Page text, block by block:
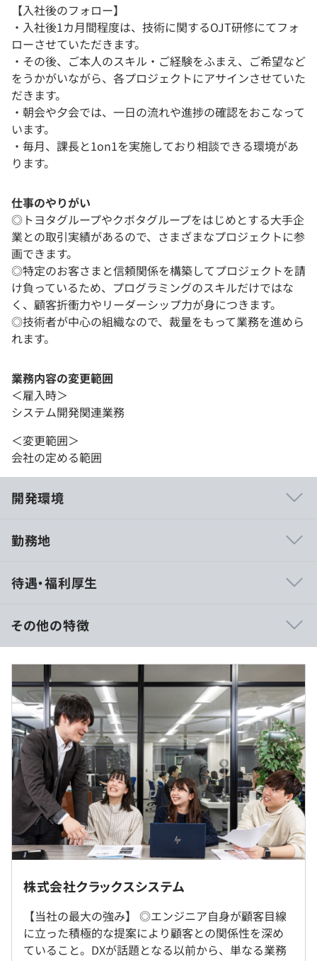
【入社後のフォロー】
・入社後1カ月間程度は、技術に関するOJT研修にてフォ
ローさせていただきます。
・その後、ご本人のスキル・ご経験をふまえ、ご希望など
をうかがいながら、各プロジェクトにアサインさせていた
だきます。
・朝会や夕会では、一日の流れや進捗の確認をおこなって
います。
・毎月、課長と1on1を実施しており相談できる環境があ
ります。
仕事のやりがい
◎トヨタグループやクボタグループをはじめとする大手企
業との取引実績があるので、さまざまなプロジェクトに参
画できます。
◎特定のお客さまと信頼関係を構築してプロジェクトを請
け負っているため、プログラミングのスキルだけではな
く、顧客折衝力やリーダーシップ力が身につきます。
◎技術者が中心の組織なので、裁量をもって業務を進めら
れます。
業務内容の変更範囲
＜雇入時＞
システム開発関連業務
＜変更範囲＞
会社の定める範囲
開発環境
Rails、TypeScript(Vue.js))
JavaScript)
賃貸管理業務システム(Java(Spring)、JavaScript)
自治体向け申請書管理・台帳管理システム(TypeScript、
Python)
販売管理システム開発 (VB.NET、C#.NET)
文書管理システム開発 (VB.NET、C#.NET、ASP.NET)
空港舗装点検システム (VB.NET)
ストックマネジメントシステム (C#.NET)
自治体向け上下水道管理GISシステム(VB.NET)
自治体向け固定資産管理GISシステム(VB.NET)
自治体向け道路情報GISシステム(C#.NET)
各種GISシステム用データ生産
自治体向け水道工事積算CADシステム開発・データ生産・
保守(VB.NET)
鉄道会社向け工事積算システム、事業計画システム開発・
実行予算管理システム開発(C#.NET)
電力会社向け工事積算システム開発・保守(VB.NET)
勤務地
大阪拠点もしくはお客さま先での勤務となります。
就業場所の変更範囲
＜雇入時＞
大阪本社
待遇・福利厚生
■賃金形態：月給制
■賃金の決定方法：当社規定により決定
■月給：220,000円～300,000円
■基本給：220,000円～
（※想定年収 は年収提示額を保証するものではありません）
9:30〜18:30
平均残業時間：平均20.7時間 ※2022年7～9月における1
その他の特徴
株式会社クラックスシステム
【当社の最大の強み】 ◎エンジニア自身が顧客目線
に立った積極的な提案により顧客との関係性を深め
ていること。DXが話題となる以前から、単なる業務